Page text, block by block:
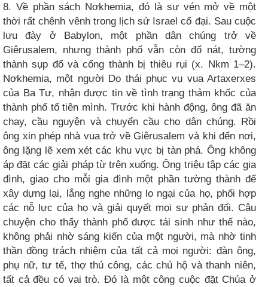
8. Về phần sách Nơkhemia, đó là sự vén mở về một
thời rất chênh vênh trong lịch sử Israel cổ đại. Sau cuộc
lưu đày ở Babylon, một phần dân chúng trở về
Giêrusalem, nhưng thành phố vẫn còn đổ nát, tường
thành sụp đổ và cổng thành bị thiêu rụi (x. Nkm 1–2).
Nơkhemia, một người Do thái phục vụ vua Artaxerxes
của Ba Tư, nhận được tin về tình trạng thảm khốc của
thành phố tổ tiên mình. Trước khi hành động, ông đã ăn
chay, cầu nguyện và chuyển cầu cho dân chúng. Rồi
ông xin phép nhà vua trở về Giêrusalem và khi đến nơi,
ông lặng lẽ xem xét các khu vực bị tàn phá. Ông không
áp đặt các giải pháp từ trên xuống. Ông triệu tập các gia
đình, giao cho mỗi gia đình một phần tường thành để
xây dựng lại, lắng nghe những lo ngại của họ, phối hợp
các nỗ lực của họ và giải quyết mọi sự phản đối. Câu
chuyện cho thấy thành phố được tái sinh như thế nào,
không phải nhờ sáng kiến ​​của một người, mà nhờ tinh
thần đồng trách nhiệm của tất cả mọi người: đàn ông,
phụ nữ, tư tế, thợ thủ công, các chủ hộ và thanh niên,
tất cả đều có vai trò. Đó là một công cuộc đặt Chúa ở